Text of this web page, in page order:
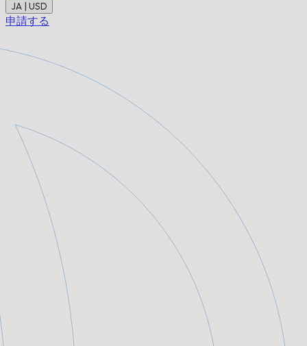
JA | USD
申請する